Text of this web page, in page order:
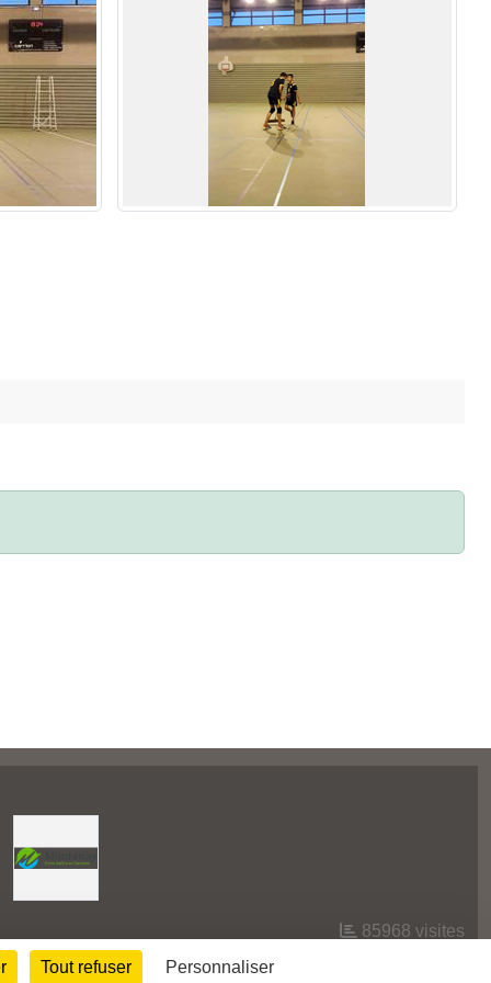
85968 visites
Tout refuser Personnaliser